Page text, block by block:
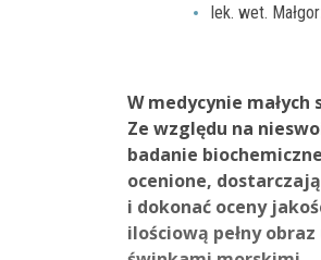
lek. wet.
W medycynie
Ze względu na
badanie
ocenione,
i dokonać oceny
ilościową pełny